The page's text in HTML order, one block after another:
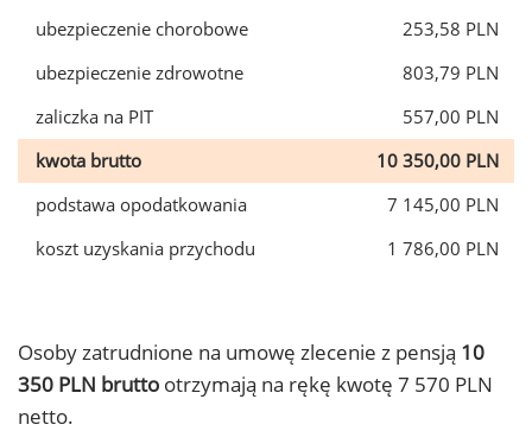
ubezpieczenie chorobowe
253,58 PLN
ubezpieczenie zdrowotne
803,79 PLN
zaliczka na PIT
557,00 PLN
kwota brutto
10 350,00 PLN
podstawa opodatkowania
7 145,00 PLN
koszt uzyskania przychodu
1 786,00 PLN
Osoby zatrudnione na umowę zlecenie z pensją 10
350 PLN brutto otrzymają na rękę kwotę 7 570 PLN
netto.